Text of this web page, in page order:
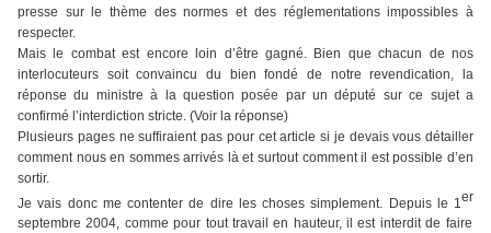
presse sur le thème des normes et des réglementations impossibles à
respecter.
Mais le combat est encore loin d’être gagné. Bien que chacun de nos
interlocuteurs soit convaincu du bien fondé de notre revendication, la
réponse du ministre à la question posée par un député sur ce sujet a
confirmé l’interdiction stricte. (Voir la réponse)
Plusieurs pages ne suffiraient pas pour cet article si je devais vous détailler
comment nous en sommes arrivés là et surtout comment il est possible d’en
sortir.
Je vais donc me contenter de dire les choses simplement. Depuis le 1 er
septembre 2004, comme pour tout travail en hauteur, il est interdit de faire